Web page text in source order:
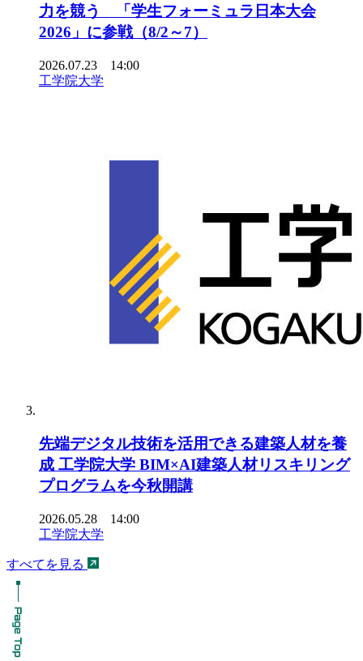
力を競う 「学生フォーミュラ日本大会
2026」に参戦（8/2～7）
2026.07.23 14:00
工学院大学
先端デジタル技術を活用できる建築人材を養
成 工学院大学 BIM×AI建築人材リスキリング
プログラムを今秋開講
2026.05.28 14:00
工学院大学
すべてを見る